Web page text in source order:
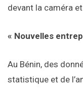
devant la caméra
« Nouvelles
Au Bénin, des
statistique et de